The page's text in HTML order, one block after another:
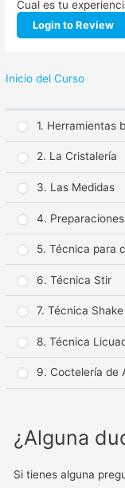
Inicio del Curso
1. Herramientas
2. La Cristalería
3. Las Medidas
4.
5. Técnica para
6. Técnica Stir
7. Técnica Shake
8. Técnica
9. Coctelería de
¿Alguna
Si tienes alguna
Cual es tu
Login to Review